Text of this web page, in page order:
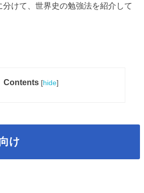
けて、世界史の勉強法を紹介して
Contents [hide]
け